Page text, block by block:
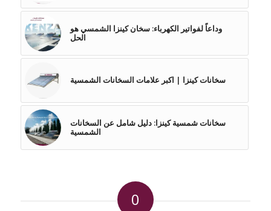
وداعاً لفواتير الكهرباء: سخان كينزا الشمسي هو
الحل
سخانات كينزا | اكبر علامات السخانات الشمسية
سخانات شمسية كينزا: دليل شامل عن السخانات
الشمسية
0